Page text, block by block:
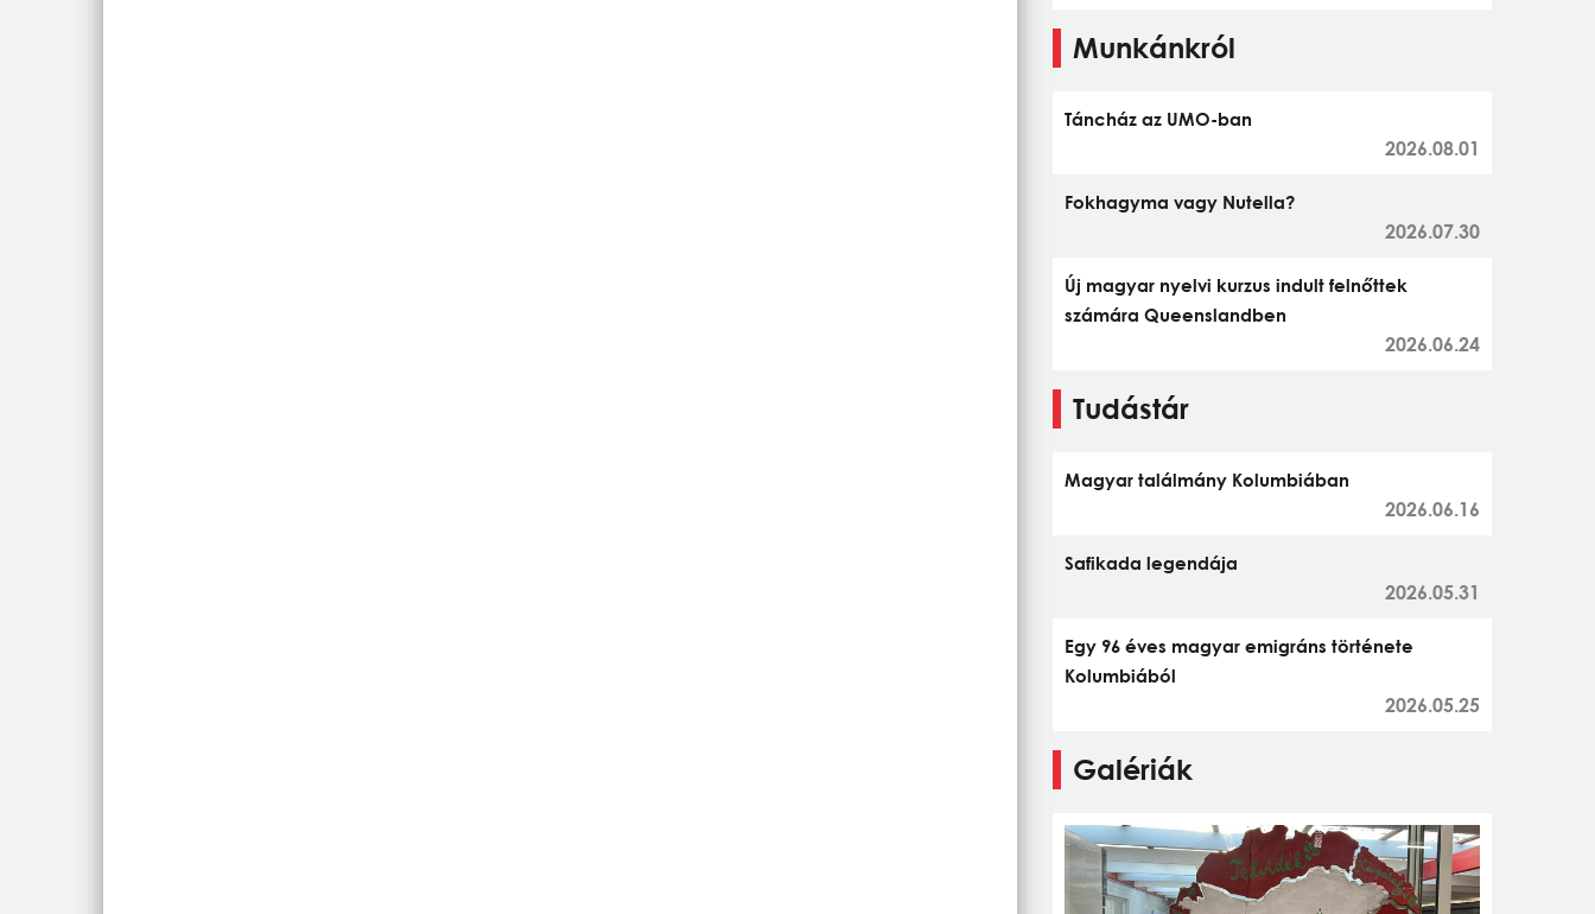
Munkánkról
Táncház az UMO-ban
2026.08.01
Fokhagyma vagy Nutella?
2026.07.30
Új magyar nyelvi kurzus indult felnőttek
számára Queenslandben
2026.06.24
Tudástár
Magyar találmány Kolumbiában
2026.06.16
Safikada legendája
2026.05.31
Egy 96 éves magyar emigráns története
Kolumbiából
2026.05.25
Galériák